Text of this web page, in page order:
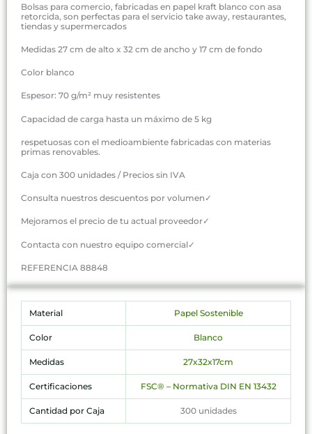
Bolsas para comercio, fabricadas en papel kraft blanco con asa
retorcida, son perfectas para el servicio take away, restaurantes,
tiendas y supermercados
Medidas 27 cm de alto x 32 cm de ancho y 17 cm de fondo
Color blanco
Espesor: 70 g/m² muy resistentes
Capacidad de carga hasta un máximo de 5 kg
respetuosas con el medioambiente fabricadas con materias
primas renovables.
Caja con 300 unidades / Precios sin IVA
Consulta nuestros descuentos por volumen✓
Mejoramos el precio de tu actual proveedor✓
Contacta con nuestro equipo comercial✓
REFERENCIA 88848
Material Papel Sostenible
Color Blanco
Medidas 27x32x17cm
Certificaciones FSC® – Normativa DIN EN 13432
Cantidad por Caja 300 unidades